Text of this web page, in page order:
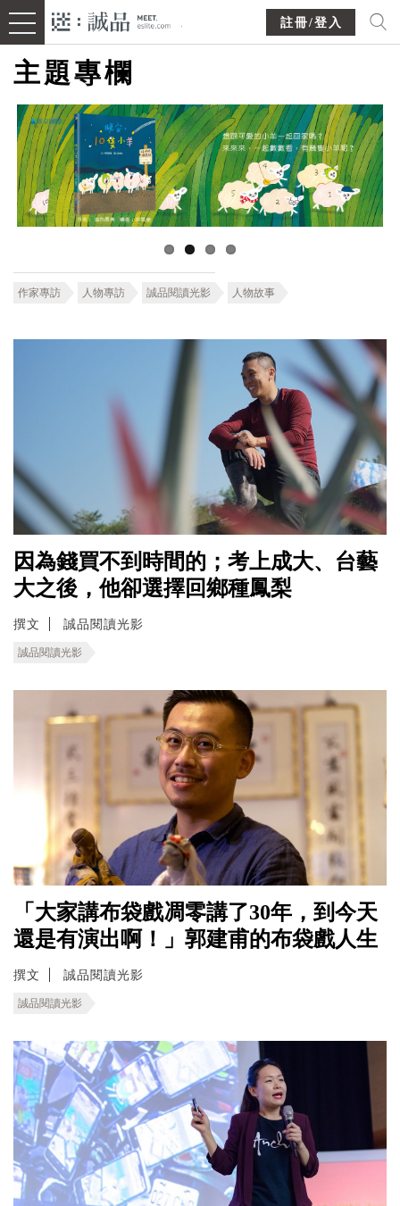
註冊/登入
主題專欄
作家專訪 人物專訪 誠品閱讀光影 人物故事
因為錢買不到時間的；考上成大、台藝
大之後，他卻選擇回鄉種鳳梨
撰文 誠品閱讀光影
誠品閱讀光影
「大家講布袋戲凋零講了30年，到今天
還是有演出啊！」郭建甫的布袋戲人生
撰文 誠品閱讀光影
誠品閱讀光影